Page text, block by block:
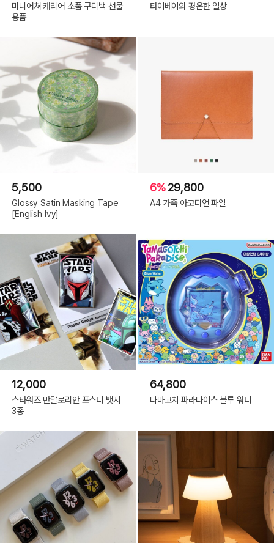
미니어쳐 캐리어 소품 구디백 선물
용품
타이베이의 평온한 일상
5,500
Glossy Satin Masking Tape
[English Ivy]
6%29,800
A4 가죽 아코디언 파일
12,000
스타워즈 만달로리안 포스터 뱃지
3종
64,800
다마고치 파라다이스 블루 워터